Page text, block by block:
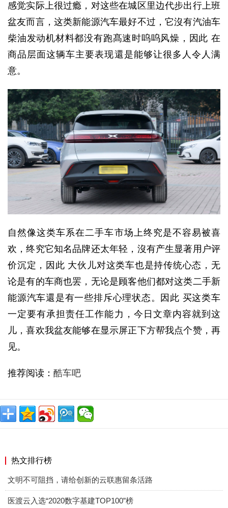
感觉实际上很过瘾，对这些在城区里边代步出行上班
盆友而言，这类新能源汽车最好不过，它沒有汽油车
柴油发动机材料都没有跑髙速时呜呜风燥，因此 在
商品层面这辆车主要表现還是能够让很多人令人满
意。
自然像这类车系在二手车市场上终究是不容易被喜
欢，终究它知名品牌还太年轻，沒有产生显著用户评
价沉定，因此 大伙儿对这类车也是持传统心态，无
论是有的车商也罢，无论是顾客他们都对这类二手新
能源汽车還是有一些排斥心理状态。因此 买这类车
一定要有承担责任工作能力，今日文章内容就到这
儿，喜欢我盆友能够在显示屏正下方帮我点个赞，再
见。
推荐阅读： 酷车吧
热文排行榜
文明不可阻挡，请给创新的云联惠留条活路
医渡云入选“2020数字基建TOP100”榜